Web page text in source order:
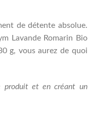
de détente absolue.
Lavande Romarin Bio
g, vous aurez de quoi
produit et en créant un